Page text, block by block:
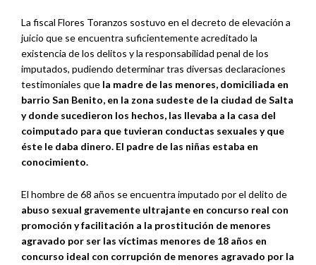
La fiscal Flores Toranzos sostuvo en el decreto de elevación a
juicio que se encuentra suficientemente acreditado la
existencia de los delitos y la responsabilidad penal de los
imputados, pudiendo determinar tras diversas declaraciones
testimoniales que la madre de las menores, domiciliada en
barrio San Benito, en la zona sudeste de la ciudad de Salta
y donde sucedieron los hechos, las llevaba a la casa del
coimputado para que tuvieran conductas sexuales y que
éste le daba dinero. El padre de las niñas estaba en
conocimiento.
El hombre de 68 años se encuentra imputado por el delito de
abuso sexual gravemente ultrajante en concurso real con
promoción y facilitación a la prostitución de menores
agravado por ser las víctimas menores de 18 años en
concurso ideal con corrupción de menores agravado por la